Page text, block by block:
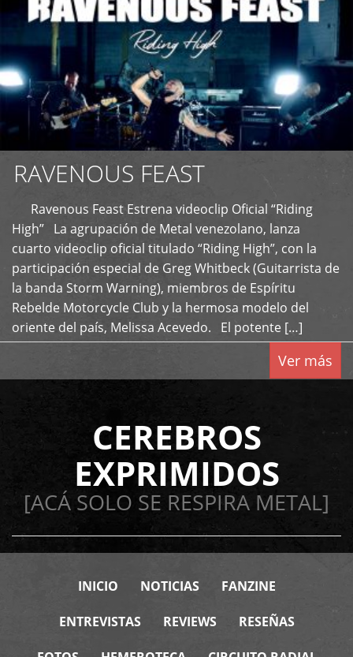
RAVENOUS FEAST
Ravenous Feast Estrena videoclip Oficial “Riding
High” La agrupación de Metal venezolano, lanza
cuarto videoclip oficial titulado “Riding High”, con la
participación especial de Greg Whitbeck (Guitarrista de
la banda Storm Warning), miembros de Espíritu
Rebelde Motorcycle Club y la hermosa modelo del
oriente del país, Melissa Acevedo. El potente […]
Ver más
CEREBROS
EXPRIMIDOS
[ACÁ SOLO SE RESPIRA METAL]
INICIO NOTICIAS FANZINE
ENTREVISTAS REVIEWS RESEÑAS